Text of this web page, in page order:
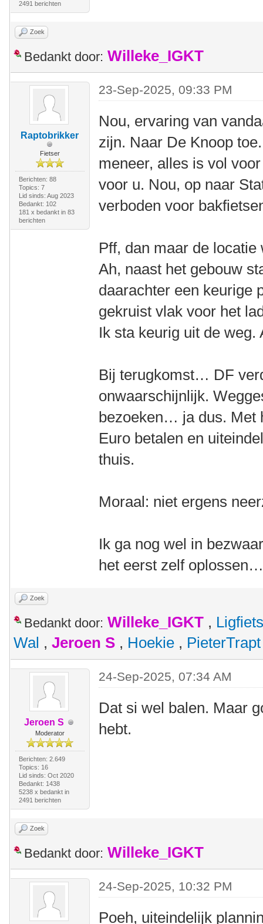
2491 berichten
Zoek
Bedankt door: Willeke_IGKT
Raptobrikker
Fietser
Berichten: 88
Topics: 7
Lid sinds: Aug 2023
Bedankt: 102
181 x bedankt in 83
berichten
23-Sep-2025, 09:33 PM
Nou, ervaring van
zijn. Naar De Knoop
meneer, alles is vol
voor u. Nou, op naar
verboden voor
Pff, dan maar de
Ah, naast het gebouw
daarachter een keurige
gekruist vlak voor het
Ik sta keurig uit de weg.
Bij terugkomst… DF
onwaarschijnlijk.
bezoeken… ja dus. Met
Euro betalen en
thuis.
Moraal: niet ergens
Ik ga nog wel in
het eerst zelf
Zoek
Bedankt door: Willeke_IGKT ,
Wal , Jeroen S , Hoekie , PieterTrapt
Jeroen S
Moderator
Berichten: 2.649
Topics: 16
Lid sinds: Oct 2020
Bedankt: 1438
5238 x bedankt in
2491 berichten
24-Sep-2025, 07:34 AM
Dat si wel balen. Maar
hebt.
Zoek
Bedankt door: Willeke_IGKT
24-Sep-2025, 10:32 PM
Poeh, uiteindelijk